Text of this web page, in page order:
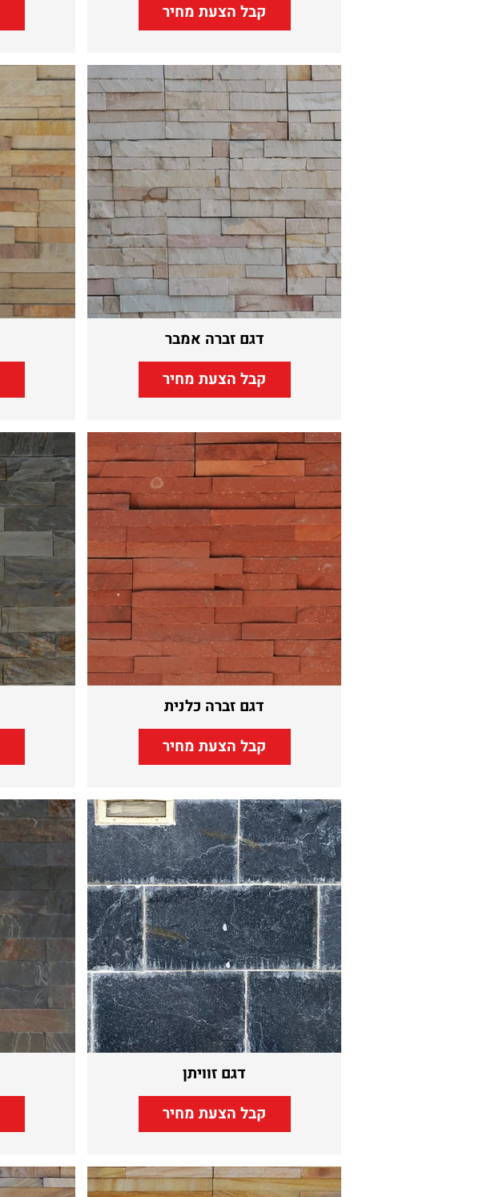
קבל הצעת מחיר
דגם זברה אמבר
קבל הצעת מחיר
דגם זברה כלנית
קבל הצעת מחיר
דגם זוויתן
קבל הצעת מחיר